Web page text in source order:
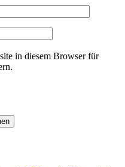
in diesem Browser für